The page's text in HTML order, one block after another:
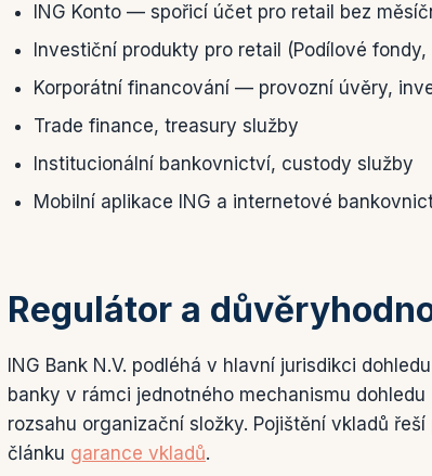
ING Konto — spořicí účet pro retail bez
Investiční produkty pro retail (Podílové fondy,
Korporátní financování — provozní úvěry,
Trade finance, treasury služby
Institucionální bankovnictví, custody služby
Mobilní aplikace ING a internetové
Regulátor a
ING Bank N.V. podléhá v hlavní jurisdikci
banky v rámci jednotného mechanismu dohledu
rozsahu organizační složky. Pojištění vkladů
článku garance vkladů.